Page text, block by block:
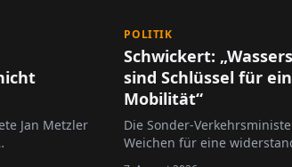
Jan Metzler
POLITIK
Schwickert:
sind Schlüssel für
Mobilität“
Die Sonder-
Weichen für eine